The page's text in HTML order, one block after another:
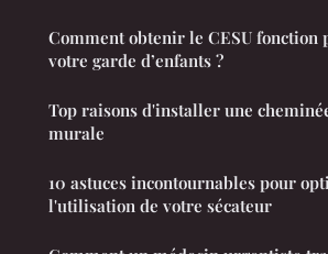
Comment obtenir le CESU fonction
votre garde d’enfants ?
Top raisons d'installer une
murale
10 astuces incontournables pour
l'utilisation de votre sécateur